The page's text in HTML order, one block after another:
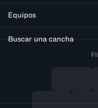
Equipos
Buscar una cancha